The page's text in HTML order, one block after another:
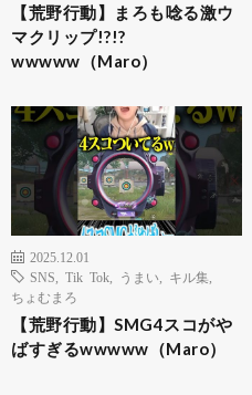
【荒野行動】まろも唸る激ウ
マクリップ!?!?
wwwww（Maro）
2025.12.01
SNS
Tik Tok うまい キル集
ちょむまろ
【荒野行動】SMG4スコがや
ばすぎるwwwww（Maro）